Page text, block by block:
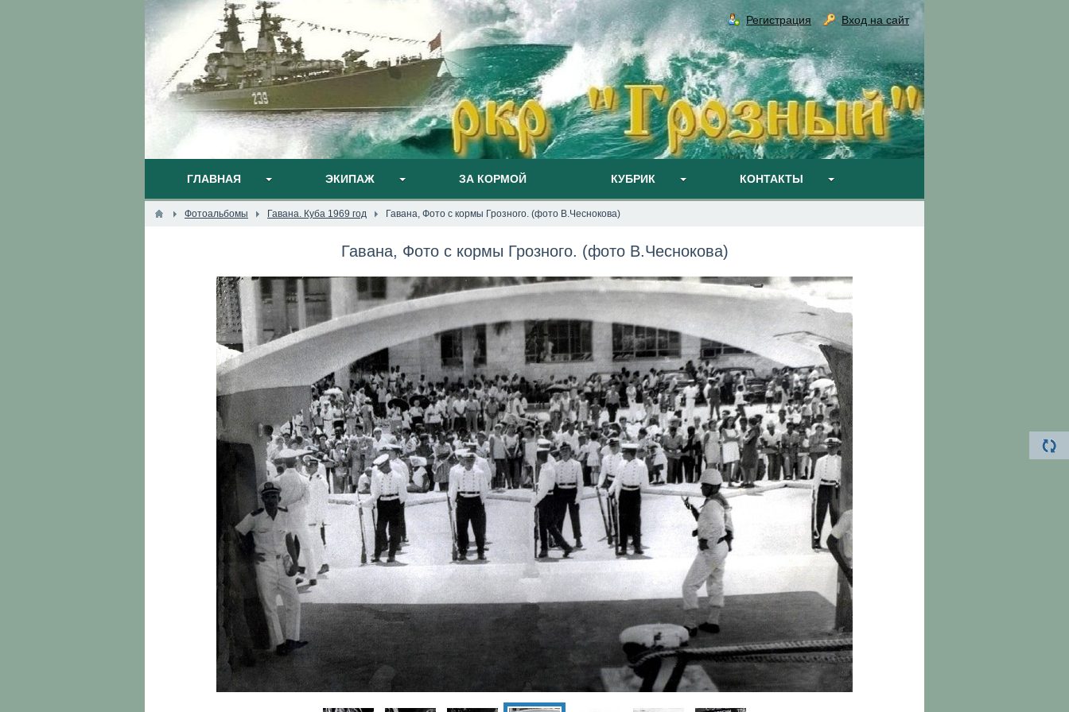
Регистрация Вход на сайт
ГЛАВНАЯ ЭКИПАЖ ЗА КОРМОЙ КУБРИК КОНТАКТЫ
Фотоальбомы Гавана. Куба 1969 год Гавана, Фото с кормы Грозного. (фото В.Чеснокова)
Гавана, Фото с кормы Грозного. (фото В.Чеснокова)